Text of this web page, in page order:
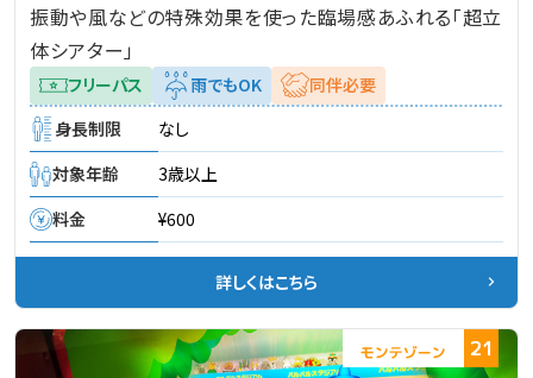
振動や風などの特殊効果を使った臨場感あふれる「超立
体シアター」
フリーパス 雨でもOK
同伴必要
身長制限
なし
対象年齢
3歳以上
料金
¥600
詳しくはこちら
21